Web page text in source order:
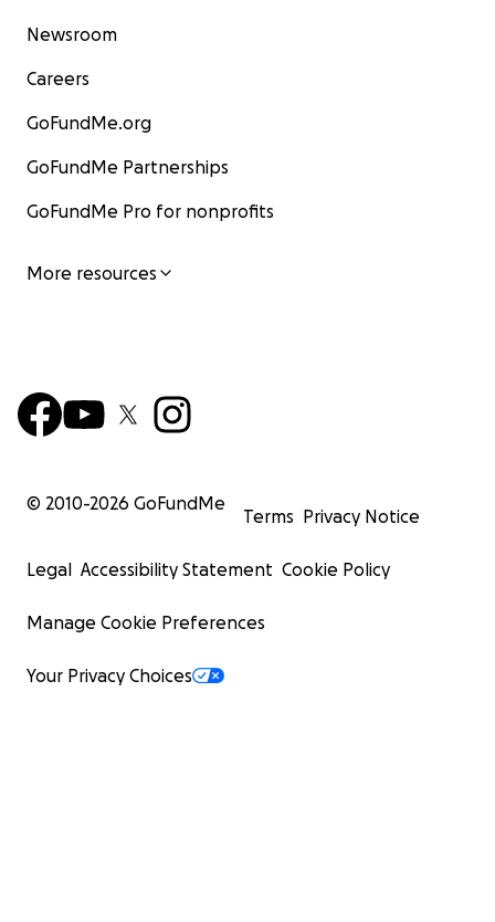
Newsroom
Careers
GoFundMe.org
GoFundMe Partnerships
GoFundMe Pro for nonprofits
More resources
© 2010-2026 GoFundMe
Terms Privacy Notice
Legal Accessibility Statement Cookie Policy
Manage Cookie Preferences
Your Privacy Choices